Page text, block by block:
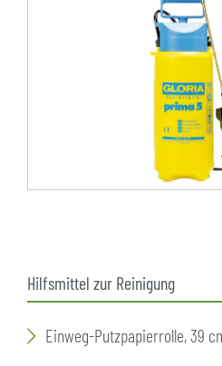
Hilfsmittel zur Reinigung
Einweg-Putzpapierrolle, 39